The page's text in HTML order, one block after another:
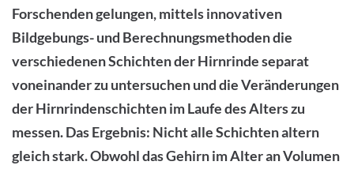
Forschenden gelungen, mittels innovativen
Bildgebungs- und Berechnungsmethoden die
verschiedenen Schichten der Hirnrinde separat
voneinander zu untersuchen und die Veränderungen
der Hirnrindenschichten im Laufe des Alters zu
messen. Das Ergebnis: Nicht alle Schichten altern
gleich stark. Obwohl das Gehirn im Alter an Volumen